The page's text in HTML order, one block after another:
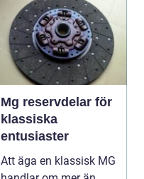
Mg reservdelar för
klassiska
entusiaster
Att äga en klassisk MG